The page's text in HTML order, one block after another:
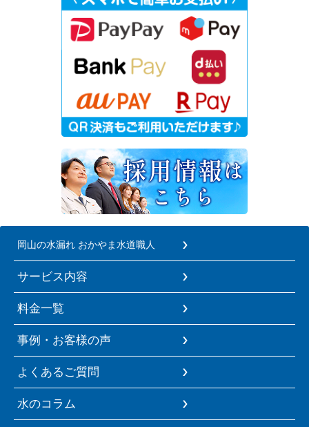
岡山の水漏れ おかやま水道職人
サービス内容
料金一覧
事例・お客様の声
よくあるご質問
水のコラム